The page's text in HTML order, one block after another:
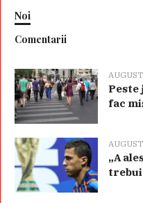
Noi
Comentarii
fac
„A